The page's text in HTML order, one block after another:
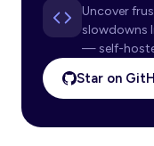
Uncover
slowdowns
— self-
Star on